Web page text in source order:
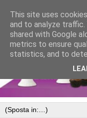
This site uses
and to analyze traffic.
shared with Google
metrics to ensure
statistics, and to